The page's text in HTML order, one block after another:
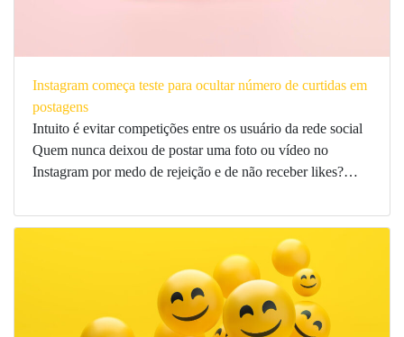
Instagram começa teste para ocultar número de curtidas em
postagens
Intuito é evitar competições entre os usuário da rede social
Quem nunca deixou de postar uma foto ou vídeo no
Instagram por medo de rejeição e de não receber likes?…